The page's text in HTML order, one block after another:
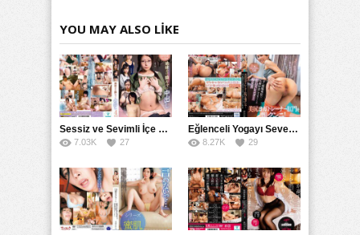
Göğüsler ve Evde Bakım Hizmetleri izle
Güzel Bir Zamandan Sonra Büyük Göğüsler ve Evde Bakım
Hizmetleri porno izle ,Yerel Bir Arkadaşla Güzel Bir Zamandan
Sonra Büyük Göğüsler ve Evde Bakım Hizmetleri türkçe
altyazılı izle
YOU MAY ALSO LIKE
Sessiz ve Sevimli İçe Dönükler İçin Kremalı Pastalar: 后藤えmi ve KTRA’nın Özel Tarifesi
7.03K 27
Eğlenceli Yogayı Seven Bir Kadınla Seks Deneyimi
8.27K 29